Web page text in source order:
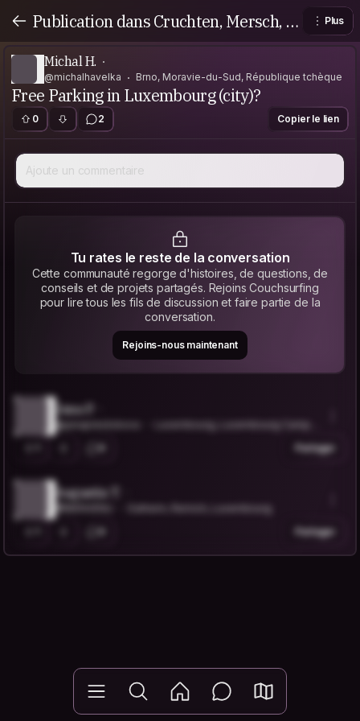
Publication dans Cruchten, Mersch, L
uxembourg
Plus
Michal H.
@michalhavelka Brno, Moravie-du-Sud, République tchèque
Free Parking in Luxembourg (city)?
0 2 Copier le lien
Ajoute un commentaire
Tu rates le reste de la conversation
Cette communauté regorge d'histoires, de questions, de
conseils et de projets partagés. Rejoins Couchsurfing
pour lire tous les fils de discussion et faire partie de la
conversation.
Rejoins-nous maintenant
Jana P.
@janapreslickova
Luxembourg, Luxembourg Campa
gne, Luxembourg
Partager
Augustin T.
Dalheim, Remich, Luxembourg
Partager